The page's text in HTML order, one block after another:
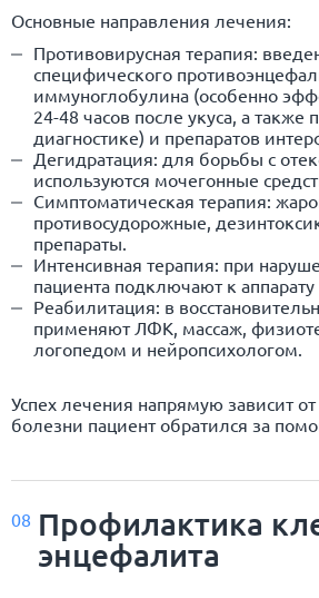
Основные направления лечения:
Противовирусная терапия:
специфического
иммуноглобулина (особенно
24-48 часов после укуса, а также
диагностике) и препаратов
Дегидратация: для борьбы с
используются мочегонные
Симптоматическая терапия:
противосудорожные,
препараты.
Интенсивная терапия: при
пациента подключают к
Реабилитация: в
применяют ЛФК, массаж,
логопедом и нейропсихологом.
Успех лечения напрямую зависит
болезни пациент обратился за
08 Профилактика
энцефалита